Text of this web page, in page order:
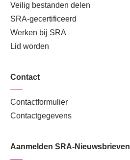
Veilig bestanden delen
SRA-gecertificeerd
Werken bij SRA
Lid worden
Contact
Contactformulier
Contactgegevens
Aanmelden SRA-Nieuwsbrieven